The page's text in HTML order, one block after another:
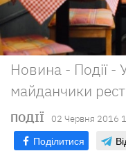
Новина - Події -
майданчики
ПОДІЇ 02 Червня 2016
Поділитися